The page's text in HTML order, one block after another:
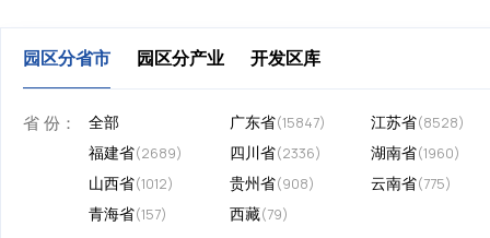
园区分省市 园区分产业 开发区库
省 份： 全部 广东省(15847) 江苏省(8528)
福建省(2689) 四川省(2336) 湖南省(1960)
山西省(1012) 贵州省(908) 云南省(775)
青海省(157) 西藏(79)